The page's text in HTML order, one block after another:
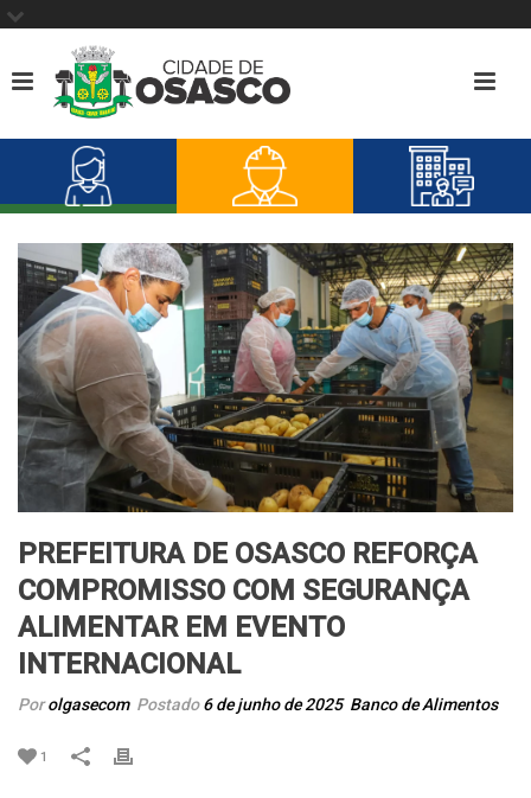
PREFEITURA DE OSASCO REFORÇA
COMPROMISSO COM SEGURANÇA
ALIMENTAR EM EVENTO
INTERNACIONAL
Porolgasecom Postado6 de junho de 2025 Banco de Alimentos
1